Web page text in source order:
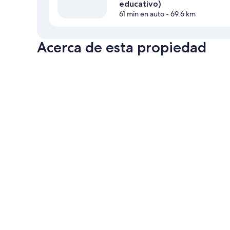
educativo)
61 min en auto- 69.6 km
Acerca de esta propiedad